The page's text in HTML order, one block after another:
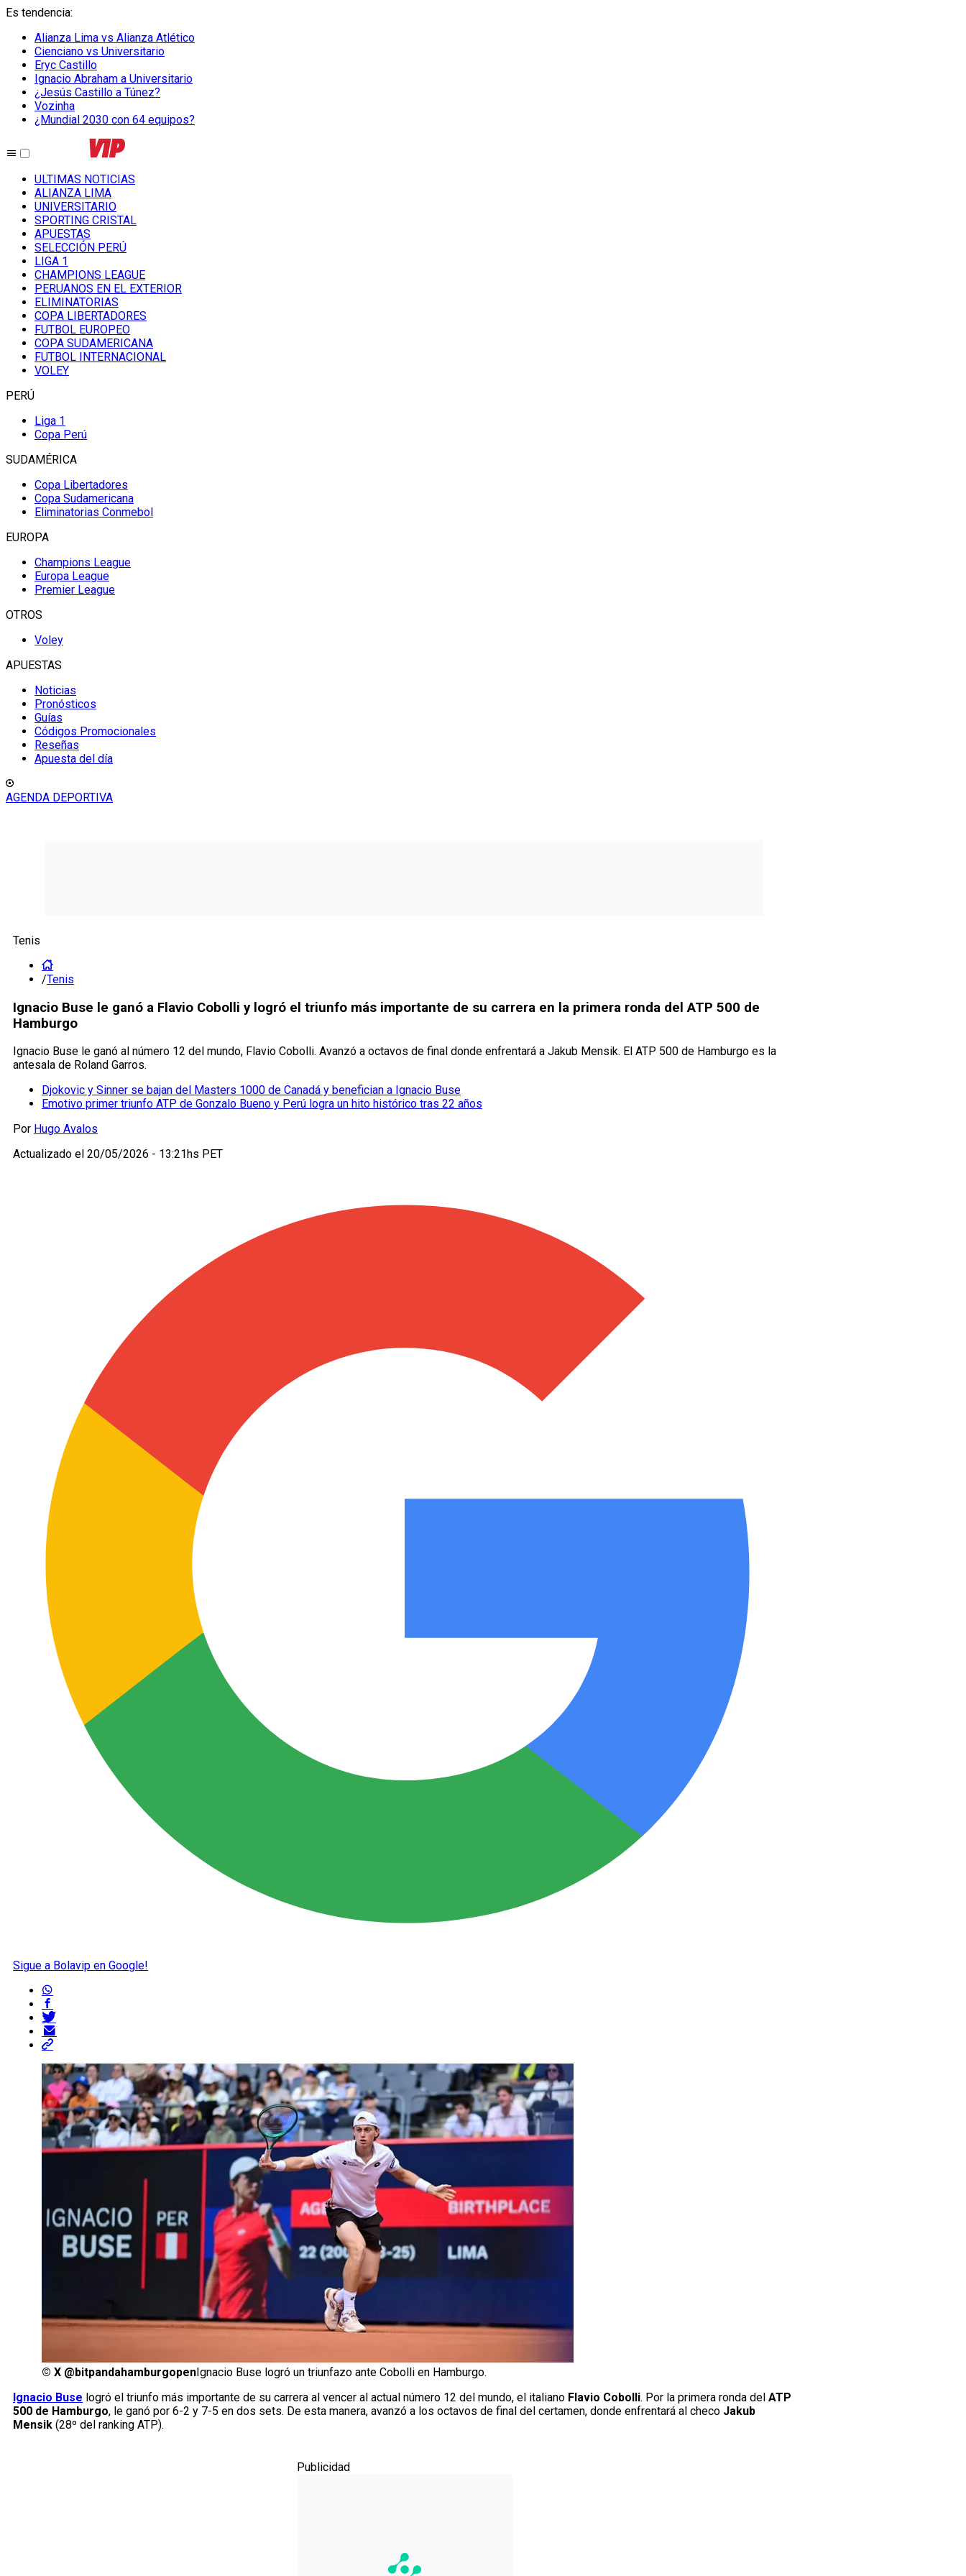
Es tendencia:
Alianza Lima vs Alianza Atlético
Cienciano vs Universitario
Eryc Castillo
Ignacio Abraham a Universitario
¿Jesús Castillo a Túnez?
Vozinha
¿Mundial 2030 con 64 equipos?
ULTIMAS NOTICIAS
ALIANZA LIMA
UNIVERSITARIO
SPORTING CRISTAL
APUESTAS
SELECCIÓN PERÚ
LIGA 1
CHAMPIONS LEAGUE
PERUANOS EN EL EXTERIOR
ELIMINATORIAS
COPA LIBERTADORES
FUTBOL EUROPEO
COPA SUDAMERICANA
FUTBOL INTERNACIONAL
VOLEY
PERÚ
Liga 1
Copa Perú
SUDAMÉRICA
Copa Libertadores
Copa Sudamericana
Eliminatorias Conmebol
EUROPA
Champions League
Europa League
Premier League
OTROS
Voley
APUESTAS
Noticias
Pronósticos
Guías
Códigos Promocionales
Reseñas
Apuesta del día
AGENDA DEPORTIVA
Tenis
/Tenis
Ignacio Buse le ganó a Flavio Cobolli y logró el triunfo más importante de su carrera en la primera ronda del ATP 500 de
Hamburgo
Ignacio Buse le ganó al número 12 del mundo, Flavio Cobolli. Avanzó a octavos de final donde enfrentará a Jakub Mensik. El ATP 500 de Hamburgo es la
antesala de Roland Garros.
Djokovic y Sinner se bajan del Masters 1000 de Canadá y benefician a Ignacio Buse
Emotivo primer triunfo ATP de Gonzalo Bueno y Perú logra un hito histórico tras 22 años
Por Hugo Avalos
Actualizado el 20/05/2026 - 13:21hs PET
Sigue a Bolavip en Google!
© X @bitpandahamburgopen Ignacio Buse logró un triunfazo ante Cobolli en Hamburgo.
Ignacio Buse logró el triunfo más importante de su carrera al vencer al actual número 12 del mundo, el italiano Flavio Cobolli. Por la primera ronda del ATP
500 de Hamburgo, le ganó por 6-2 y 7-5 en dos sets. De esta manera, avanzó a los octavos de final del certamen, donde enfrentará al checo Jakub
Mensik (28º del ranking ATP).
Publicidad